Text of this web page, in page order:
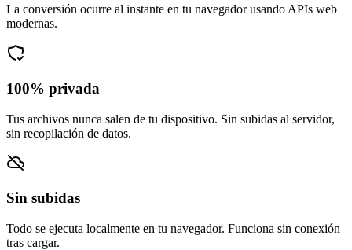
La conversión ocurre al instante en tu navegador usando APIs web
modernas.
100% privada
Tus archivos nunca salen de tu dispositivo. Sin subidas al servidor,
sin recopilación de datos.
Sin subidas
Todo se ejecuta localmente en tu navegador. Funciona sin conexión
tras cargar.